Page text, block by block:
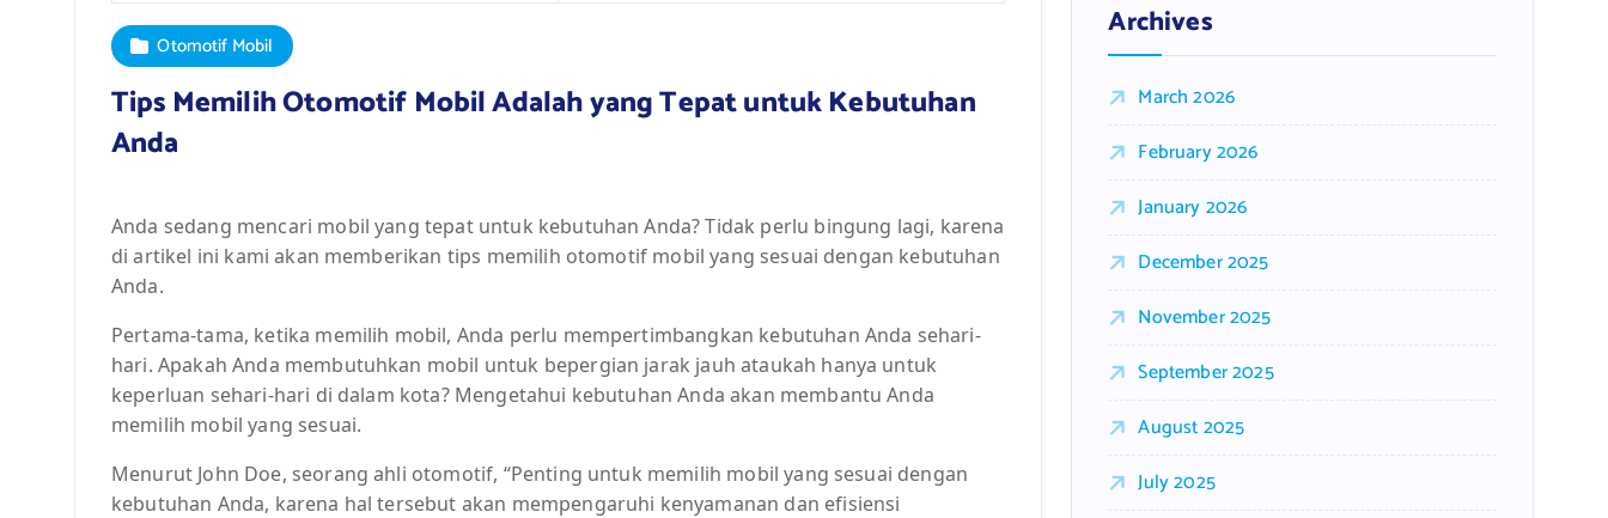
Otomotif Mobil
Tips Memilih Otomotif Mobil Adalah yang Tepat untuk Kebutuhan
Anda
Anda sedang mencari mobil yang tepat untuk kebutuhan Anda? Tidak perlu bingung lagi, karena
di artikel ini kami akan memberikan tips memilih otomotif mobil yang sesuai dengan kebutuhan
Anda.
Pertama-tama, ketika memilih mobil, Anda perlu mempertimbangkan kebutuhan Anda sehari-
hari. Apakah Anda membutuhkan mobil untuk bepergian jarak jauh ataukah hanya untuk
keperluan sehari-hari di dalam kota? Mengetahui kebutuhan Anda akan membantu Anda
memilih mobil yang sesuai.
Menurut John Doe, seorang ahli otomotif, “Penting untuk memilih mobil yang sesuai dengan
kebutuhan Anda, karena hal tersebut akan mempengaruhi kenyamanan dan efisiensi
Archives
March 2026
February 2026
January 2026
December 2025
November 2025
September 2025
August 2025
July 2025